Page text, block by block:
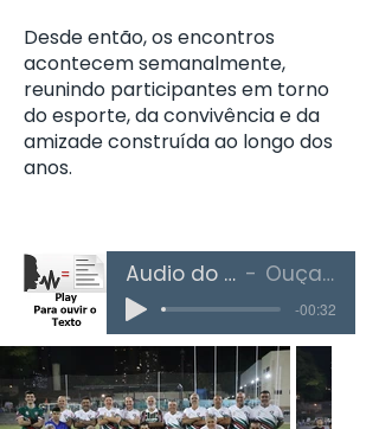
Desde então, os encontros
acontecem semanalmente,
reunindo participantes em torno
do esporte, da convivência e da
amizade construída ao longo dos
anos.
Áudio do Texto Ouça Aqui
-00:32